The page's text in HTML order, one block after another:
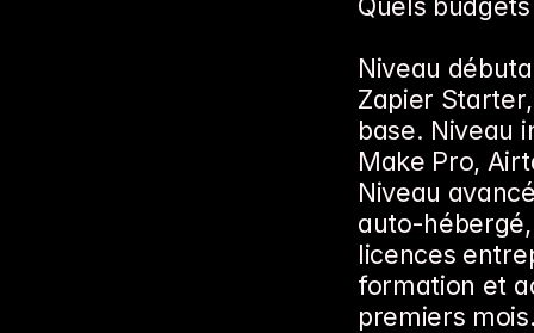
Niveau
Zapier
base. Niveau
Make Pro,
Niveau
auto-
licences
formation et
premiers